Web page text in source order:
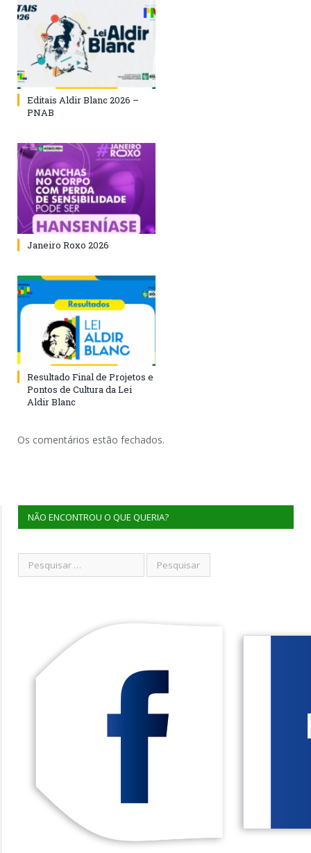
Editais Aldir Blanc 2026 –
PNAB
Janeiro Roxo 2026
Resultado Final de Projetos e
Pontos de Cultura da Lei
Aldir Blanc
Os comentários estão fechados.
NÃO ENCONTROU O QUE QUERIA?